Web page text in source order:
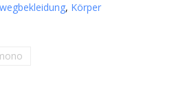
, Körper